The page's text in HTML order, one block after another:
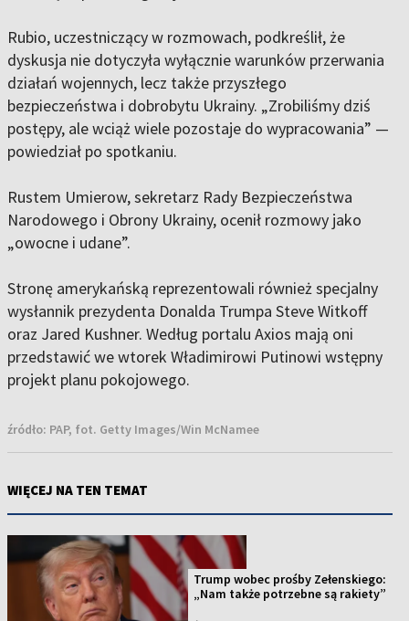
Rubio, uczestniczący w rozmowach, podkreślił, że
dyskusja nie dotyczyła wyłącznie warunków przerwania
działań wojennych, lecz także przyszłego
bezpieczeństwa i dobrobytu Ukrainy. „Zrobiliśmy dziś
postępy, ale wciąż wiele pozostaje do wypracowania” —
powiedział po spotkaniu.
Rustem Umierow, sekretarz Rady Bezpieczeństwa
Narodowego i Obrony Ukrainy, ocenił rozmowy jako
„owocne i udane”.
Stronę amerykańską reprezentowali również specjalny
wysłannik prezydenta Donalda Trumpa Steve Witkoff
oraz Jared Kushner. Według portalu Axios mają oni
przedstawić we wtorek Władimirowi Putinowi wstępny
projekt planu pokojowego.
źródło: PAP, fot. Getty Images/Win McNamee
WIĘCEJ NA TEN TEMAT
Trump wobec prośby Zełenskiego:
„Nam także potrzebne są rakiety”